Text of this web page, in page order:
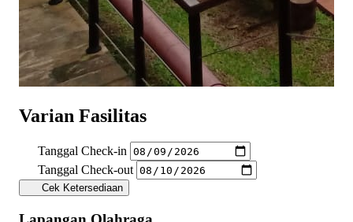
Varian Fasilitas
Tanggal Check-in
Tanggal Check-out
Cek Ketersediaan